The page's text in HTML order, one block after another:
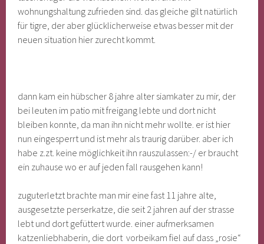
wohnungshaltung zufrieden sind. das gleiche gilt natürlich
für tigre, der aber glücklicherweise etwas besser mit der
neuen situation hier zurecht kommt.
dann kam ein hübscher 8 jahre alter siamkater zu mir, der
bei leuten im patio mit freigang lebte und dort nicht
bleiben konnte, da man ihn nicht mehr wollte. er ist hier
nun eingesperrt und ist mehr als traurig darüber. aber ich
habe z.zt. keine möglichkeit ihn rauszulassen:-/ er braucht
ein zuhause wo er auf jeden fall rausgehen kann!
zuguterletzt brachte man mir eine fast 11 jahre alte,
ausgesetzte perserkatze, die seit 2 jahren auf der strasse
lebt und dort gefüttert wurde. einer aufmerksamen
katzenliebhaberin, die dort vorbeikam fiel auf dass „rosie“